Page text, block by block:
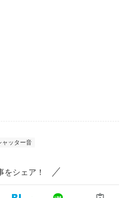
ャッター音
をシェア！